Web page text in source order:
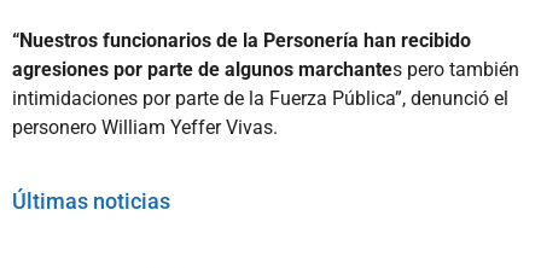
“Nuestros funcionarios de la Personería han recibido
agresiones por parte de algunos marchantes pero también
intimidaciones por parte de la Fuerza Pública”, denunció el
personero William Yeffer Vivas.
Últimas noticias